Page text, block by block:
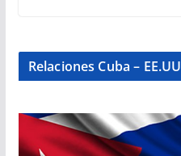
Relaciones Cuba – EE.UU